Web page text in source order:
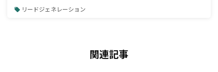
リードジェネレーション
関連記事